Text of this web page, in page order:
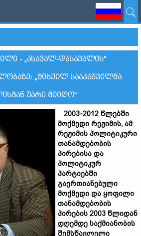
- „ᲐᲡᲐᲕᲐᲚ-ᲓᲐᲡᲐᲕᲐᲚᲘᲡ“
„ᲛᲘᲮᲔᲘᲚ ᲡᲐᲐᲙᲐᲨᲕᲘᲚᲛᲐ
ᲣᲐᲠᲘ ᲛᲘᲘᲦᲝ“
2003-2012 წლებში
მოქმედი რეჟიმის, ამ
რეჟიმის პოლიტიკური
თანამდებობის
პირებისა და
პოლიტიკურ
პარტიებში
გაერთიანებული
მოქმედი და ყოფილი
თანამდებობის
პირების 2003 წლიდან
დღემდე საქმიანობის
შემსწავლელი